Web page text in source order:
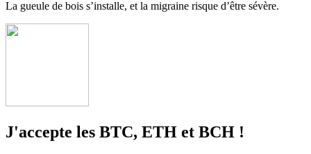
La gueule de bois s’installe, et la migraine risque d’être sévère.
J'accepte les BTC, ETH et BCH !